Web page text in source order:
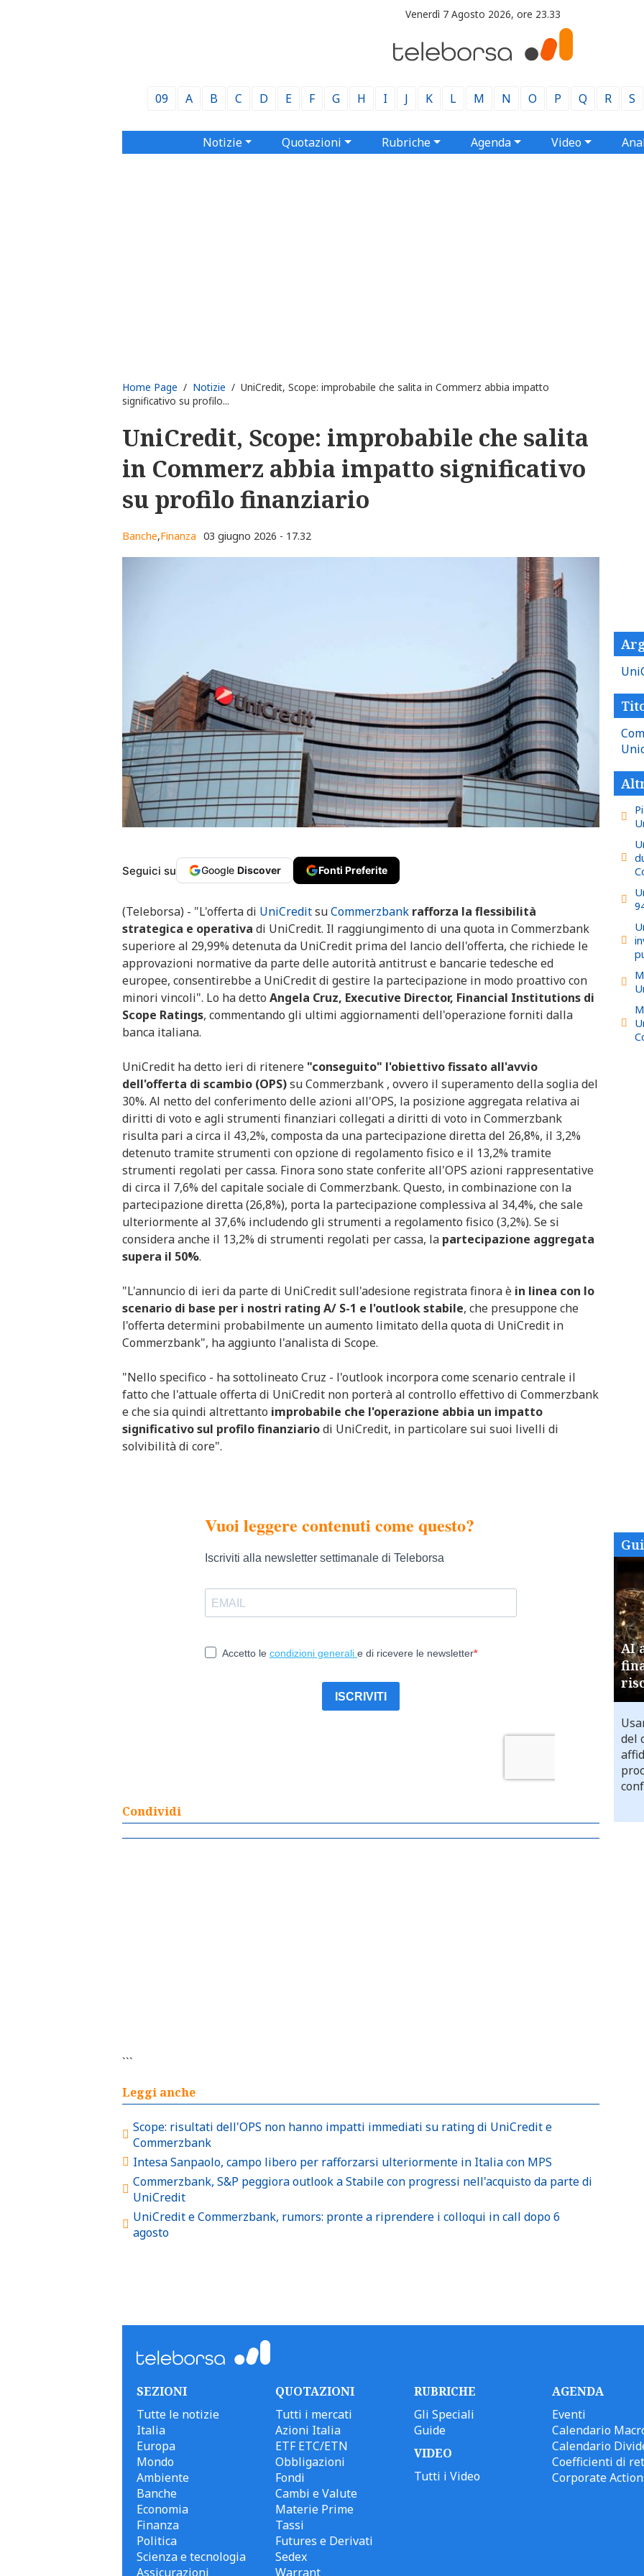
Venerdì 7 Agosto 2026, ore 23.33
09 A B C D E F G H I J K L M N O P Q R S
Notizie Quotazioni Rubriche Agenda Video
Home Page / Notizie / UniCredit, Scope: improbabile che salita in Commerz abbia impatto
significativo su profilo...
UniCredit, Scope: improbabile che salita
in Commerz abbia impatto significativo
su profilo finanziario
Banche,Finanza 03 giugno 2026 - 17.32
Seguici su Google Discover Fonti Preferite
(Teleborsa) - "L'offerta di UniCreditsuCommerzbank rafforza la flessibilità
strategica e operativa di UniCredit. Il raggiungimento di una quota in Commerzbank
superiore al 29,99% detenuta da UniCredit prima del lancio dell'offerta, che richiede le
approvazioni normative da parte delle autorità antitrust e bancarie tedesche ed
europee, consentirebbe a UniCredit di gestire la partecipazione in modo proattivo con
minori vincoli". Lo ha detto Angela Cruz, Executive Director, Financial Institutions di
Scope Ratings, commentando gli ultimi aggiornamenti dell'operazione forniti dalla
banca italiana.
UniCredit ha detto ieri di ritenere "conseguito" l'obiettivo fissato all'avvio
dell'offerta di scambio (OPS)su Commerzbank , ovvero il superamento della soglia del
30%. Al netto del conferimento delle azioni all'OPS, la posizione aggregata relativa ai
diritti di voto e agli strumenti finanziari collegati a diritti di voto in Commerzbank
risulta pari a circa il 43,2%, composta da una partecipazione diretta del 26,8%, il 3,2%
detenuto tramite strumenti con opzione di regolamento fisico e il 13,2% tramite
strumenti regolati per cassa. Finora sono state conferite all'OPS azioni rappresentative
di circa il 7,6% del capitale sociale di Commerzbank. Questo, in combinazione con la
partecipazione diretta (26,8%), porta la partecipazione complessiva al 34,4%, che sale
ulteriormente al 37,6% includendo gli strumenti a regolamento fisico (3,2%). Se si
considera anche il 13,2% di strumenti regolati per cassa, la partecipazione aggregata
supera il 50%.
"L'annuncio di ieri da parte di UniCredit sull'adesione registrata finora è in linea con lo
scenario di base per i nostri rating A/ S-1 e l'outlook stabile, che presuppone che
l'offerta determini probabilmente un aumento limitato della quota di UniCredit in
Commerzbank", ha aggiunto l'analista di Scope.
"Nello specifico - ha sottolineato Cruz - l'outlook incorpora come scenario centrale il
fatto che l'attuale offerta di UniCredit non porterà al controllo effettivo di Commerzbank
e che sia quindi altrettanto improbabile che l'operazione abbia un impatto
significativo sul profilo finanziariodi UniCredit, in particolare sui suoi livelli di
solvibilità di core".
Condividi
```
Leggi anche
Scope: risultati dell'OPS non hanno impatti immediati su rating di UniCredit e
Commerzbank
Intesa Sanpaolo, campo libero per rafforzarsi ulteriormente in Italia con MPS
Commerzbank, S&P peggiora outlook a Stabile con progressi nell'acquisto da parte di
UniCredit
UniCredit e Commerzbank, rumors: pronte a riprendere i colloqui in call dopo 6
agosto
AI
del
SEZIONI
Tutte le notizie
Italia
Europa
Mondo
Ambiente
Banche
Economia
Finanza
Politica
Scienza e tecnologia
Assicurazioni
QUOTAZIONI
Tutti i mercati
Azioni Italia
ETF ETC/ETN
Obbligazioni
Fondi
Cambi e Valute
Materie Prime
Tassi
Futures e Derivati
Sedex
Warrant
RUBRICHE
Gli Speciali
Guide
VIDEO
Tutti i Video
AGENDA
Eventi
Calendario
Calendario
Coefficienti di
Corporate